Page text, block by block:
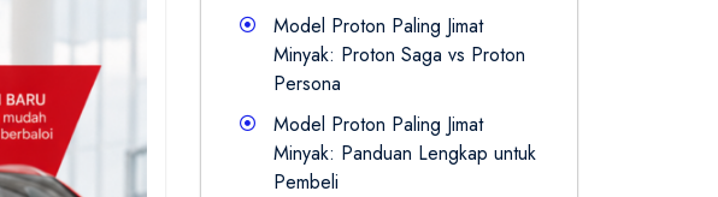
Model Proton Paling Jimat
Minyak: Proton Saga vs Proton
Persona
Model Proton Paling Jimat
Minyak: Panduan Lengkap untuk
Pembeli